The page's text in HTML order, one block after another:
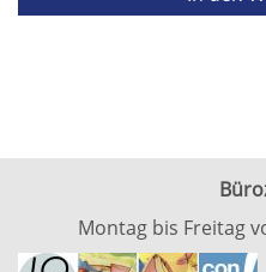
Montag bis Freitag